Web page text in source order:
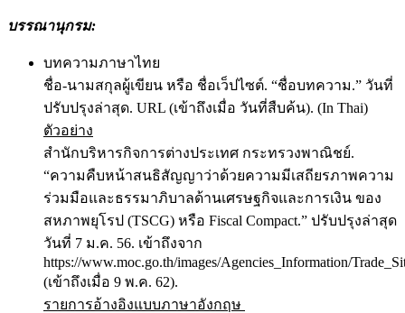
บรรณานุกรม:
บทความภาษาไทย
ชื่อ-นามสกุลผู้เขียน หรือ ชื่อเว็ปไซต์. “ชื่อบทความ.” วันที่
ปรับปรุงล่าสุด. URL (เข้าถึงเมื่อ วันที่สืบค้น). (In Thai)
ตัวอย่าง
สำนักบริหารกิจการต่างประเทศ กระทรวงพาณิชย์.
“ความคืบหน้าสนธิสัญญาว่าด้วยความมีเสถียรภาพความ
ร่วมมือและธรรมาภิบาลด้านเศรษฐกิจและการเงิน ของ
สหภาพยุโรป (TSCG) หรือ Fiscal Compact.” ปรับปรุงล่าสุด
วันที่ 7 ม.ค. 56. เข้าถึงจาก
https://www.moc.go.th/images/Agencies_Information/
(เข้าถึงเมื่อ 9 พ.ค. 62).
รายการอ้างอิงแบบภาษาอังกฤษ